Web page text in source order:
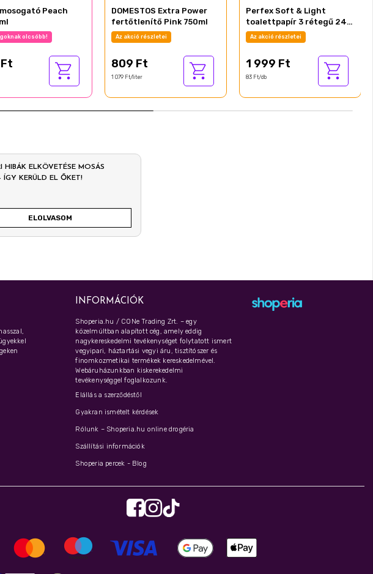
Peach
olcsóbb!
DOMESTOS Extra Power
fertőtlenítő Pink 750ml
Az akció részletei
809 Ft
1 079 Ft/liter
Perfex Soft & Light
toalettpapír 3 rétegű 24
tekercs
Az akció részletei
1 999 Ft
83 Ft/db
HIBÁK ELKÖVETÉSE MOSÁS
ÍGY KERÜLD EL ŐKET!
ELOLVASOM
INFORMÁCIÓK
Shoperia.hu / CONe Trading Zrt. – egy
közelmúltban alapított cég, amely eddig
nagykereskedelmi tevékenységet folytatott ismert
vegyipari, háztartási vegyi áru, tisztítószer és
finomkozmetikai termékek kereskedelmével.
Webáruházunkban kiskerekedelmi
tevékenységgel foglalkozunk.
Elállás a szerződéstől
Gyakran ismételt kérdések
Rólunk – Shoperia.hu online drogéria
Szállítási információk
Shoperia percek - Blog